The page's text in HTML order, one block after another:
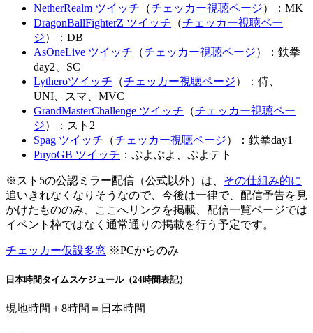
NetherRealm ツイッチ （チェッカー視聴ページ）：MK
DragonBallFighterZ ツイッチ （チェッカー視聴ペー
ジ）：DB
AsOneLive ツイッチ （チェッカー視聴ページ）：鉄拳
day2、SC
Lytheroツイッチ （チェッカー視聴ページ）：侍、
UNI、スマ、MVC
GrandMasterChallenge ツイッチ （チェッカー視聴ペー
ジ）：スト2
Spag ツイッチ （チェッカー視聴ページ）：鉄拳day1
PuyoGB ツイッチ ：ぷよぷよ、ぷよテト
※スト5の公認ミラー配信（公式以外）は、 その仕組み的に
追いきれなくなりそうなので、今後は一律で、配信予告を見
かけたもののみ、ここへリンクを掲載、配信一覧ページでは
イベント枠ではなく通常通りの掲載を行う予定です。
チェッカー仮設多窓 ※PCからのみ
日本時間タイムスケジュール（24時間表記）
現地時間＋8時間＝日本時間